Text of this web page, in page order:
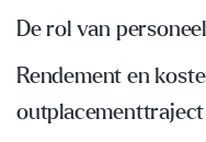
De rol van
Rendement en
outplacementtraject